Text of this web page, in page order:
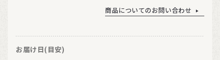
商品についてのお問い合わせ
お届け日(目安)